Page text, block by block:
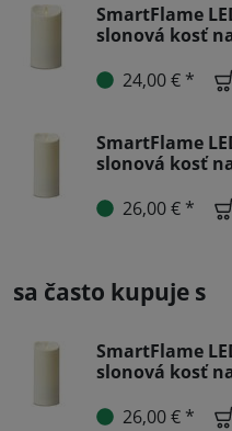
SmartFlame
slonová kosť
24,00 € *
SmartFlame
slonová kosť
26,00 € *
sa často kupuje s
SmartFlame
slonová kosť
26,00 € *